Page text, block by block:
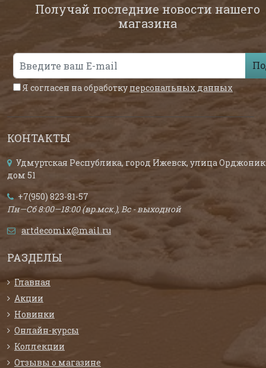
Получай последние новости нашего
магазина
Я согласен на обработку персональных данных
КОНТАКТЫ
Удмуртская Республика, город Ижевск, улица
дом 51
+7(950) 823-81-57
Пн—Сб 8:00—18:00 (вр.мск.), Вс - выходной
artdecomix@mail.ru
РАЗДЕЛЫ
Главная
Акции
Новинки
Онлайн-курсы
Коллекции
Отзывы о магазине